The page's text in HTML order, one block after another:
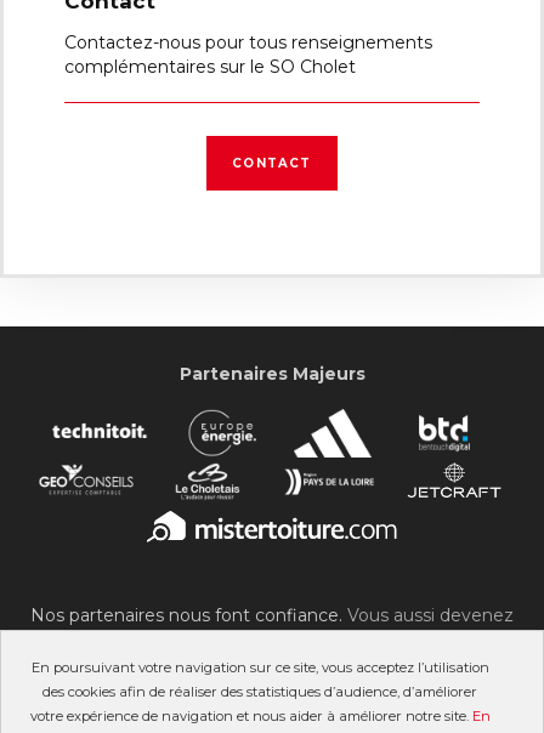
En poursuivant votre navigation sur ce site, vous acceptez l’utilisation
des cookies afin de réaliser des statistiques d’audience, d’améliorer
votre expérience de navigation et nous aider à améliorer notre site. En
Contactez-nous pour tous renseignements
complémentaires sur le SO Cholet
CONTACT
Partenaires Majeurs
Nos partenaires nous font confiance. Vous aussi devenez